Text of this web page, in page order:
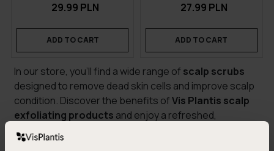
29.99 PLN
ADD TO CART
27.99 PLN
ADD TO CART
In our store, you’ll find a wide range of scalp scrubs
designed to remove dead skin cells and improve scalp
condition. Discover the benefits ofVis Plantis scalp
exfoliating products and enjoy a refreshed,
balanced, and healthy scalp!